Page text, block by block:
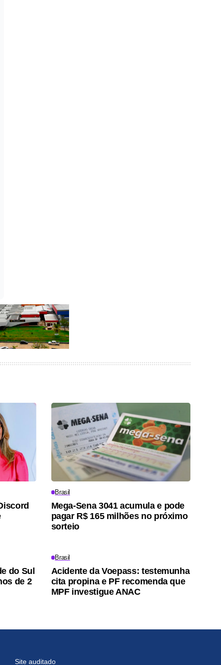
Brasil
Mega-Sena 3041 acumula e pode
pagar R$ 165 milhões no próximo
sorteio
do Sul
de 2
Brasil
Acidente da Voepass: testemunha
cita propina e PF recomenda que
MPF investigue ANAC
Site auditado